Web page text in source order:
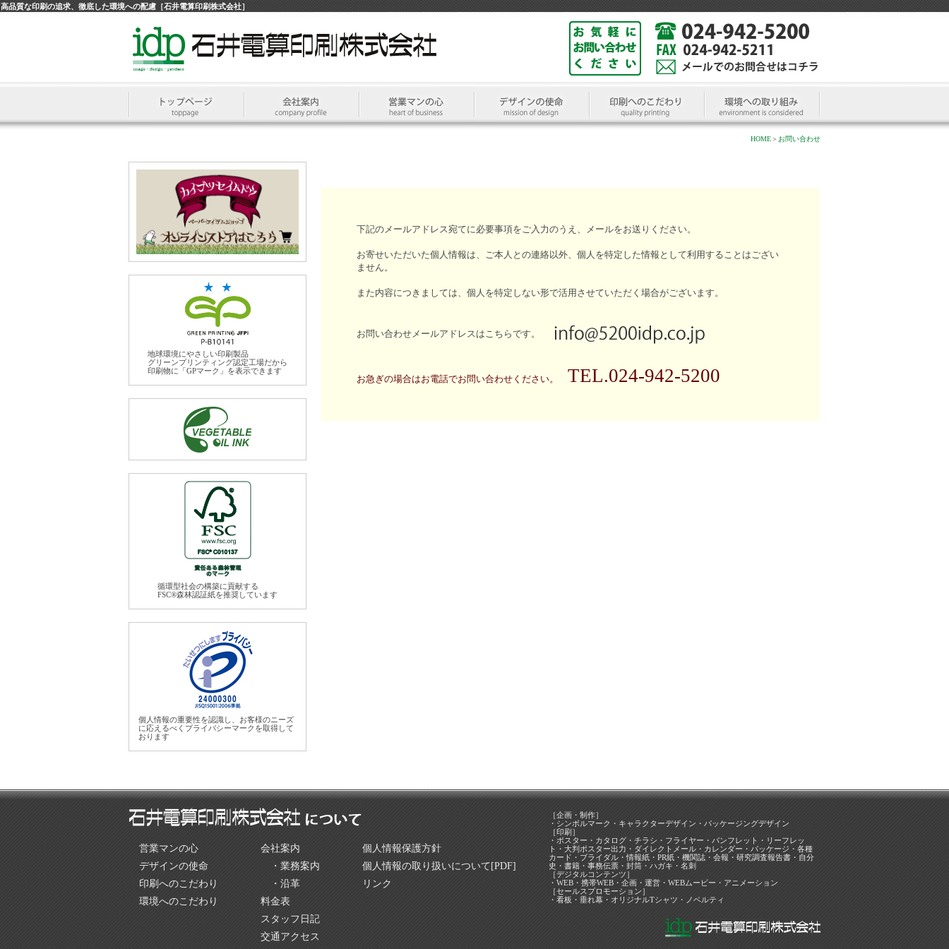
高品質な印刷の追求、徹底した環境への配慮［石井電算印刷株式会社］
HOME＞ お問い合わせ
地球環境にやさしい印刷製品
グリーンプリンティング認定工場だから
印刷物に「GPマーク」を表示できます
循環型社会の構築に貢献する
FSC®森林認証紙を推奨しています
個人情報の重要性を認識し、お客様のニーズ
に応えるべくプライバシーマークを取得して
おります
下記のメールアドレス宛てに必要事項をご入力のうえ、メールをお送りください。
お寄せいただいた個人情報は、ご本人との連絡以外、個人を特定した情報として利用することはござい
ません。
また内容につきましては、個人を特定しない形で活用させていただく場合がございます。
お問い合わせメールアドレスはこちらです。
お急ぎの場合はお電話でお問い合わせください。 TEL.024-942-5200
［企画・制作］
・シンボルマーク・キャラクターデザイン・パッケージングデザイン
［印刷］
・ポスター・カタログ・チラシ・フライヤー・パンフレット・リーフレッ
ト・大判ポスター出力・ダイレクトメール・カレンダー・パッケージ・各種
カード・ブライダル・情報紙・PR紙・機関誌・会報・研究調査報告書・自分
史・書籍・事務伝票・封筒・ハガキ・名刺
［デジタルコンテンツ］
・WEB・携帯WEB・企画・運営・WEBムービー・アニメーション
［セールスプロモーション］
・看板・垂れ幕・オリジナルTシャツ・ノベルティ
営業マンの心
デザインの使命
印刷へのこだわり
環境へのこだわり
会社案内
・業務案内
・沿革
料金表
スタッフ日記
交通アクセス
個人情報保護方針
個人情報の取り扱いについて[PDF]
リンク